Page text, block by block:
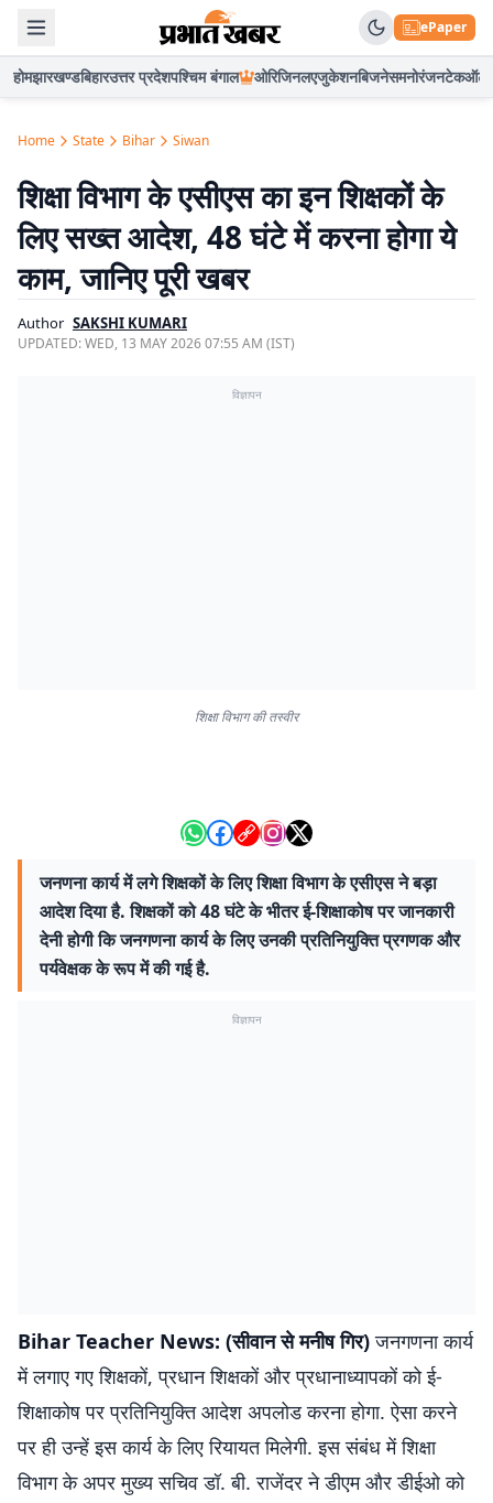
ePaper
होमझारखण्डबिहारउत्तर प्रदेशपश्चिम बंगाल ओरिजिनलएजुकेशनबिजनेसमनोरंजनटेकऑटो
Home State Bihar Siwan
शिक्षा विभाग के एसीएस का इन शिक्षकों के
लिए सख्त आदेश, 48 घंटे में करना होगा ये
काम, जानिए पूरी खबर
Author SAKSHI KUMARI
UPDATED:WED, 13 MAY 2026 07:55 AM (IST)
विज्ञापन
शिक्षा विभाग की तस्वीर
जनणना कार्य में लगे शिक्षकों के लिए शिक्षा विभाग के एसीएस ने बड़ा
आदेश दिया है. शिक्षकों को 48 घंटे के भीतर ई-शिक्षाकोष पर जानकारी
देनी होगी कि जनगणना कार्य के लिए उनकी प्रतिनियुक्ति प्रगणक और
पर्यवेक्षक के रूप में की गई है.
विज्ञापन
Bihar Teacher News: (सीवान से मनीष गिर)जनगणना कार्य
में लगाए गए शिक्षकों, प्रधान शिक्षकों और प्रधानाध्यापकों को ई-
शिक्षाकोष पर प्रतिनियुक्ति आदेश अपलोड करना होगा. ऐसा करने
पर ही उन्हें इस कार्य के लिए रियायत मिलेगी. इस संबंध में शिक्षा
विभाग के अपर मुख्य सचिव डॉ. बी. राजेंदर ने डीएम और डीईओ को